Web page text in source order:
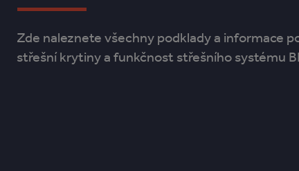
Zde naleznete všechny podklady a informace
střešní krytiny a funkčnost střešního systému